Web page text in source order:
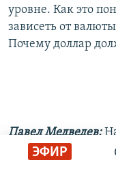
ЭФИР
уровне. Как это
зависеть от
Почему доллар
Павел Медведев:
хуже, чем вы